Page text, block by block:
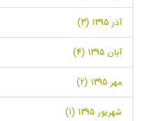
آذر 1395 (3)
آبان 1395 (4)
مهر 1395 (2)
شهریور 1395 (1)